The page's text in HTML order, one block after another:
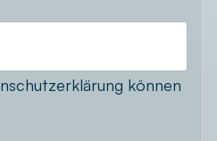
können